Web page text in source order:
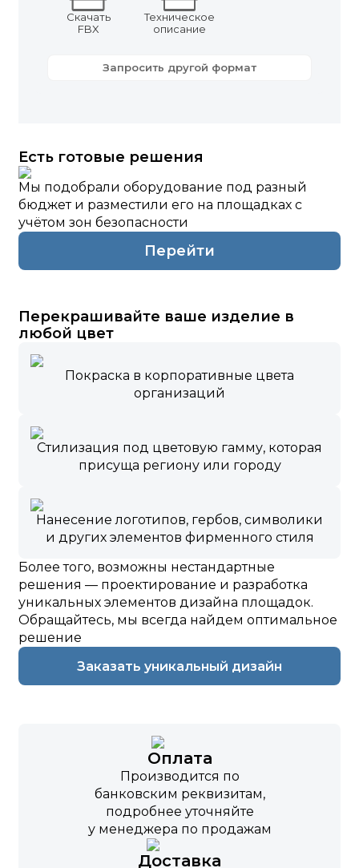
Скачать
FBX
Техническое
описание
Запросить другой формат
Есть готовые решения
Мы подобрали оборудование под разный
бюджет и разместили его на площадках с
учётом зон безопасности
Перейти
Перекрашивайте ваше изделие в
любой цвет
Покраска в корпоративные цвета
организаций
Стилизация под цветовую гамму, которая
присуща региону или городу
Нанесение логотипов, гербов, символики
и других элементов фирменного стиля
Более того, возможны нестандартные
решения — проектирование и разработка
уникальных элементов дизайна площадок.
Обращайтесь, мы всегда найдем оптимальное
решение
Заказать уникальный дизайн
Оплата
Производится по
банковским реквизитам,
подробнее уточняйте
у менеджера по продажам
Доставка